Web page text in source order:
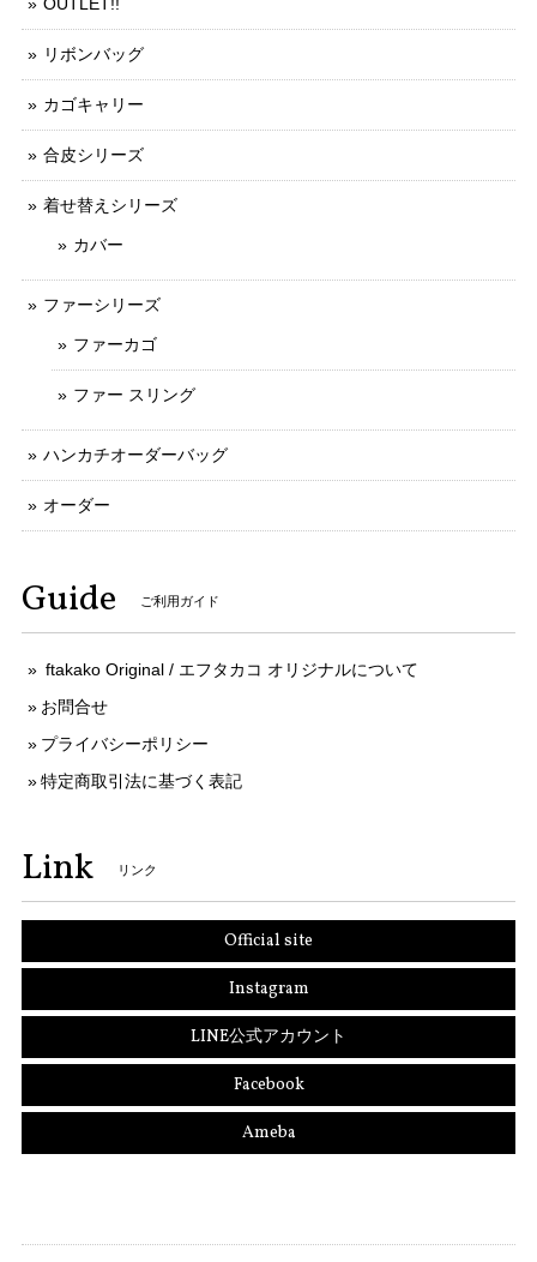
リボンバッグ
カゴキャリー
合皮シリーズ
着せ替えシリーズ
カバー
ファーシリーズ
ファーカゴ
ファー スリング
ハンカチオーダーバッグ
オーダー
Guide ご利用ガイド
ftakako Original / エフタカコ オリジナルについて
お問合せ
プライバシーポリシー
特定商取引法に基づく表記
Link リンク
Official site
Instagram
LINE公式アカウント
Facebook
Ameba